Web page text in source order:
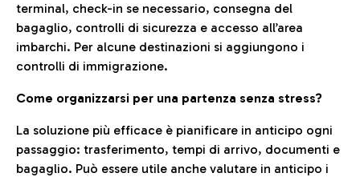
terminal, check-in se necessario, consegna del
bagaglio, controlli di sicurezza e accesso all’area
imbarchi. Per alcune destinazioni si aggiungono i
controlli di immigrazione.
Come organizzarsi per una partenza senza stress?
La soluzione più efficace è pianificare in anticipo ogni
passaggio: trasferimento, tempi di arrivo, documenti e
bagaglio. Può essere utile anche valutare in anticipo i